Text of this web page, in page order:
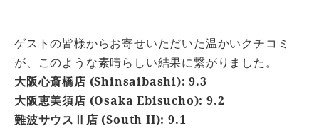
ゲストの皆様からお寄せいただいた温かいクチコミ
が、このような素晴らしい結果に繋がりました。
大阪心斎橋店 (Shinsaibashi): 9.3
大阪恵美須店 (Osaka Ebisucho): 9.2
難波サウスⅡ店 (South II): 9.1